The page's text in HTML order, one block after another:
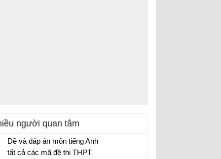
người quan tâm
Đề và đáp án môn tiếng Anh
tất cả các mã đề thi THPT